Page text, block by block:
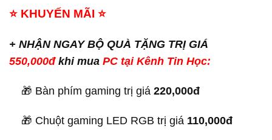
⭐ KHUYẾN MÃI ⭐
+ NHẬN NGAY BỘ QUÀ TẶNG TRỊ GIÁ
550,000đ khi mua PC tại Kênh Tin Học:
🎁 Bàn phím gaming trị giá 220,000đ
🎁 Chuột gaming LED RGB trị giá 110,000đ